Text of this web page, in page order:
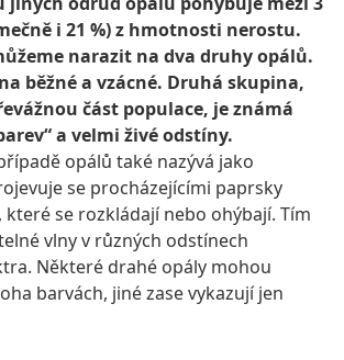
i 21 %) z hmotnosti nerostu.
narazit na dva druhy opálů.
běžné a vzácné. Druhá skupina,
část populace, je známá
a velmi živé odstíny.
opálů také nazývá jako
se procházejícími paprsky
se rozkládají nebo ohýbají. Tím
vlny v různých odstínech
Některé drahé opály mohou
barvách, jiné zase vykazují jen